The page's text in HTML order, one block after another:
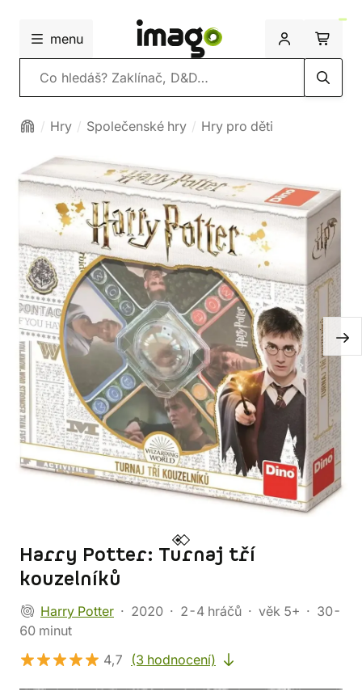
menu
Vyhledávání
Hry Společenské hry Hry pro děti
Harry Potter: Turnaj tří
kouzelníků
Harry Potter 2020 2-4 hráčů věk 5+
30-
60 minut
4,7
(3 hodnocení)